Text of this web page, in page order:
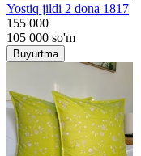
Yostiq jildi 2 dona 1817
155 000
105 000 so'm
Buyurtma